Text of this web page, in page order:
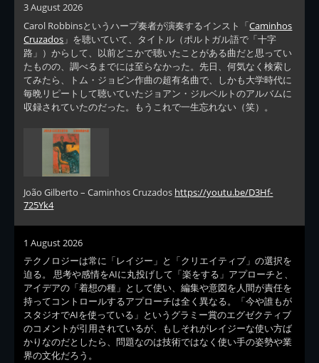
3 August 2026
Carol Robbinsというハープ奏者が演奏するインスト「Caminhos
Cruzados 」を聴いていて、タイトル（ポルトガル語で「十字
路」）からして、以前どこかで聴いたことがある曲だと思ってい
たものの、調べるまでには至らなかった。先日、何気なく検索し
てみたら、トム・ジョビン作曲の超有名曲で、しかも大学時代に
毎晩リピートして聴いていたジョアン・ジルベルトのアルバムに
収録されていたのだった。もうこれで一生忘れない（笑）。
João Gilberto – Caminhos Cruzados https://youtu.be/D3Hf-
725Yk4
1 August 2026
テクノロジーは常に「レイジー」と「クリエイティブ」の選択を
迫る。 思考や感情をAIに丸投げして「楽をする」アプローチと、
アイデアの「着想の種」として使い、編集や意図を人間が責任を
持ってコントロールするアプローチは全く異なる。「今や誰もが
スタジオでAIを使っている」というグラミー賞のエグゼクティブ
のコメントが引用されているが、もしそれがレイジーな使い方ば
かりなのだとしたら、問題なのは技術ではなく使い手の姿勢や業
界の文化だろう。